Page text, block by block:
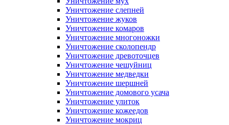
Уничтожение слепней
Уничтожение жуков
Уничтожение комаров
Уничтожение многоножки
Уничтожение сколопендр
Уничтожение древоточцев
Уничтожение чешуйниц
Уничтожение медведки
Уничтожение шершней
Уничтожение домового усача
Уничтожение улиток
Уничтожение кожеедов
Уничтожение мокриц